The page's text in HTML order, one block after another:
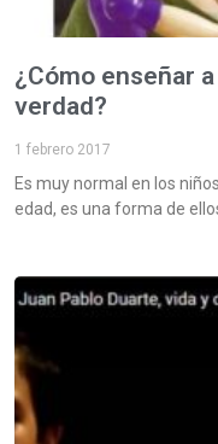
¿Cómo enseñar
verdad?
1 febrero 2017
Es muy normal en los
edad, es una forma de